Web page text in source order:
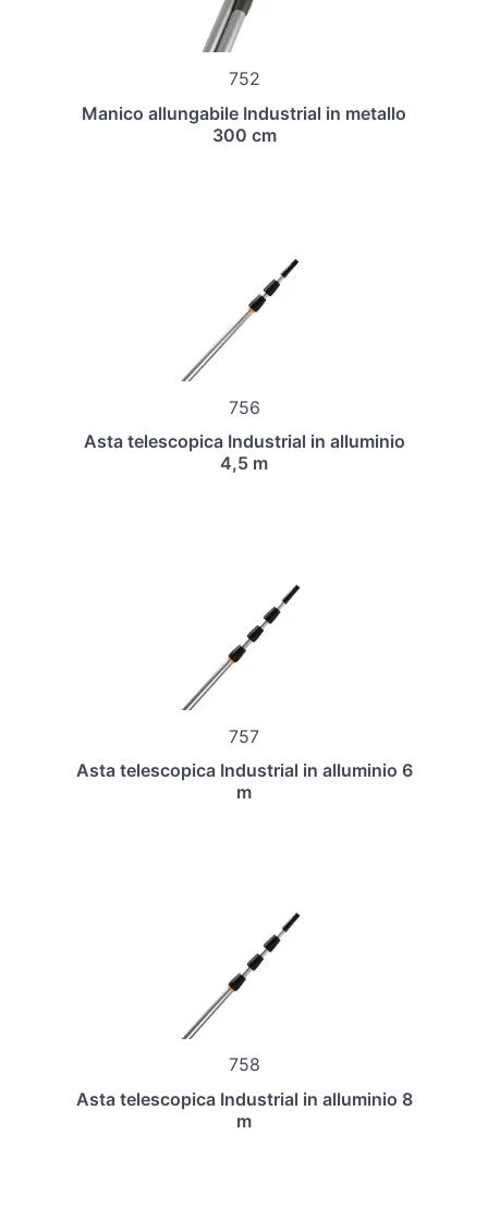
752
Manico allungabile Industrial in metallo
300 cm
756
Asta telescopica Industrial in alluminio
4,5 m
757
Asta telescopica Industrial in alluminio 6
m
758
Asta telescopica Industrial in alluminio 8
m